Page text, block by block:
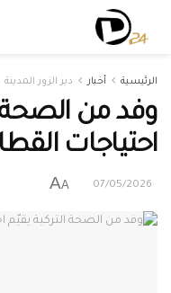
الرئيسية أخبار دير الزور المدينة
وفد من الصحة
احتياجات
07/05/2026
A
A